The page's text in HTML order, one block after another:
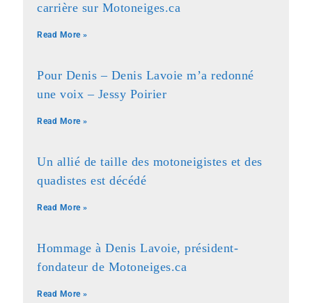
carrière sur Motoneiges.ca
Read More »
Pour Denis – Denis Lavoie m’a redonné
une voix – Jessy Poirier
Read More »
Un allié de taille des motoneigistes et des
quadistes est décédé
Read More »
Hommage à Denis Lavoie, président-
fondateur de Motoneiges.ca
Read More »